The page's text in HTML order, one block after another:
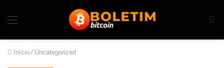
Início / Uncategorized